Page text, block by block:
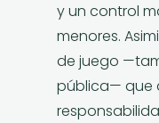
y un control
menores.
de juego
pública— que